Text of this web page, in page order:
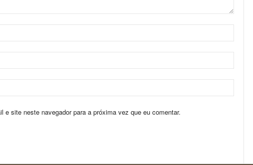
e site neste navegador para a próxima vez que eu comentar.